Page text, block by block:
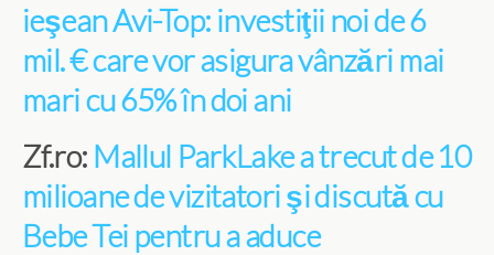
ieşean Avi-Top: investiţii noi de 6
mil. € care vor asigura vânzări mai
mari cu 65% în doi ani
Zf.ro: Mallul ParkLake a trecut de 10
milioane de vizitatori şi discută cu
Bebe Tei pentru a aduce